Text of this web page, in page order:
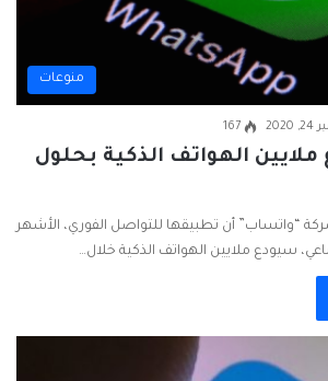
منوعات
167
الهواتف الذكية بحلول
“واتساب” أن تطبيقها للتواصل الفوري، الأشهر
سيودع ملايين الهواتف الذكية خلال…